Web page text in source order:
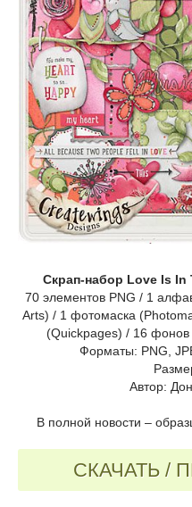
Скрап-набор Love Is
70 элементов PNG / 1
Arts) / 1 фотомаска
(Quickpages) / 16
Форматы: PNG,
Автор:
В полной новости –
СКАЧАТЬ /